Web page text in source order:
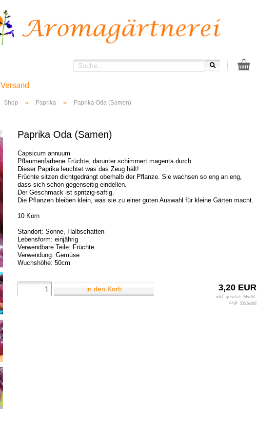
Versand
Shop » Paprika » Paprika Oda (Samen)
Paprika Oda (Samen)
Capsicum annuum
Pflaumenfarbene Früchte, darunter schimmert magenta durch.
Dieser Paprika leuchtet was das Zeug hält!
Früchte sitzen dichtgedrängt oberhalb der Pflanze. Sie wachsen so eng an eng,
dass sich schon gegenseitig eindellen.
Der Geschmack ist spritzig-saftig.
Die Pflanzen bleiben klein, was sie zu einer guten Auswahl für kleine Gärten macht.
10 Korn
Standort: Sonne, Halbschatten
Lebensform: einjährig
Verwendbare Teile: Früchte
Verwendung: Gemüse
Wuchshöhe: 50cm
3,20 EUR
inkl. gesetzl. MwSt.
zzgl. Versand
in den Korb